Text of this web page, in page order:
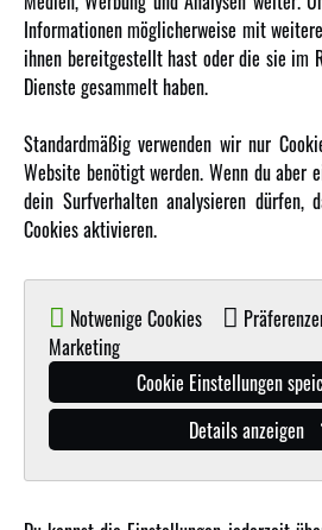
Karriere
Amewi Kataloge
AMXRacing - Qualitäts RC-Zubehör
Amewi Construction - Nutzfahrzeuge
Amewi B2B-Shop
Informationen möglicherweise mit
ihnen bereitgestellt hast oder die sie im
Dienste gesammelt haben.
Standardmäßig verwenden wir nur
Website benötigt werden. Wenn du aber
dein Surfverhalten analysieren dürfen,
Cookies aktivieren.
Notwenige Cookies
Marketing
Cookie Einstellungen
Details anzeigen